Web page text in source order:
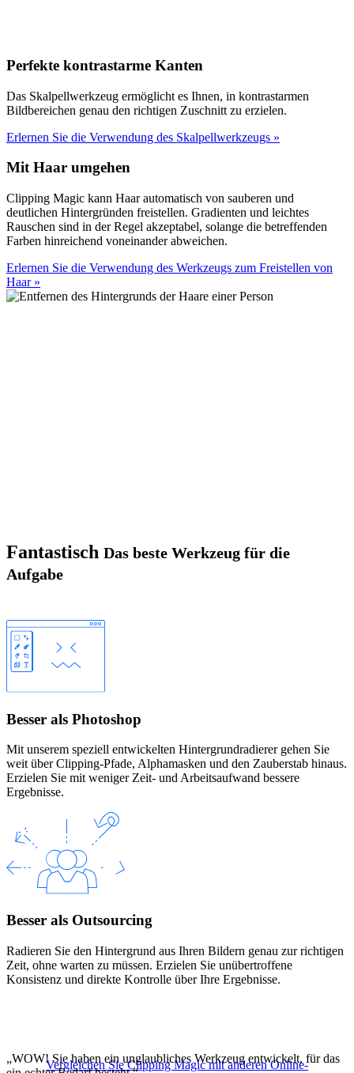
Perfekte kontrastarme Kanten
Das Skalpellwerkzeug ermöglicht es Ihnen, in kontrastarmen
Bildbereichen genau den richtigen Zuschnitt zu erzielen.
Erlernen Sie die Verwendung des Skalpellwerkzeugs »
Mit Haar umgehen
Clipping Magic kann Haar automatisch von sauberen und
deutlichen Hintergründen freistellen. Gradienten und leichtes
Rauschen sind in der Regel akzeptabel, solange die betreffenden
Farben hinreichend voneinander abweichen.
Erlernen Sie die Verwendung des Werkzeugs zum Freistellen von
Haar »
Fantastisch Das beste Werkzeug für die
Aufgabe
Besser als Photoshop
Mit unserem speziell entwickelten Hintergrundradierer gehen Sie
weit über Clipping-Pfade, Alphamasken und den Zauberstab hinaus.
Erzielen Sie mit weniger Zeit- und Arbeitsaufwand bessere
Ergebnisse.
Besser als Outsourcing
Radieren Sie den Hintergrund aus Ihren Bildern genau zur richtigen
Zeit, ohne warten zu müssen. Erzielen Sie unübertroffene
Konsistenz und direkte Kontrolle über Ihre Ergebnisse.
Vergleichen Sie Clipping Magic mit anderen Online-
„WOW! Sie haben ein unglaubliches Werkzeug entwickelt, für das